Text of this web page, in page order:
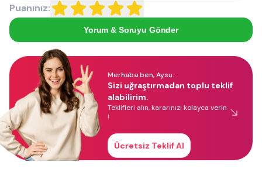
Puanınız:
Yorum & Soruyu Gönder
Merhaba ben, Aysu.
Sizi uğraştırmadan toplu teklif
alabilirim.
Teklifleri alın, kararınızı kolayca verin
!
Ücretsiz Teklif Al